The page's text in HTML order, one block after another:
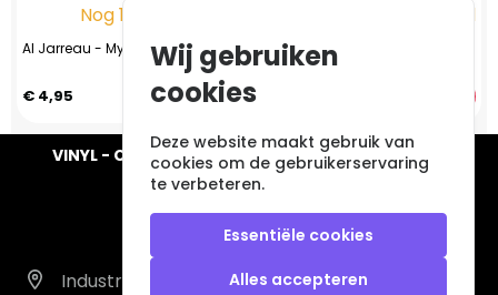
Nog 1 op voorraad
Al Jarreau - My Favorite Things
€ 4,95
Nog 1 op voorraad
Michael Nyman - The Piano
(CD, 1993)
VINYL - CD - AUDIO - FURNITURE - COLLECTABLES
Industrieweg 14 A
Wij gebruiken
cookies
Deze website maakt gebruik van
cookies om de gebruikerservaring
te verbeteren.
Essentiële cookies
Alles accepteren